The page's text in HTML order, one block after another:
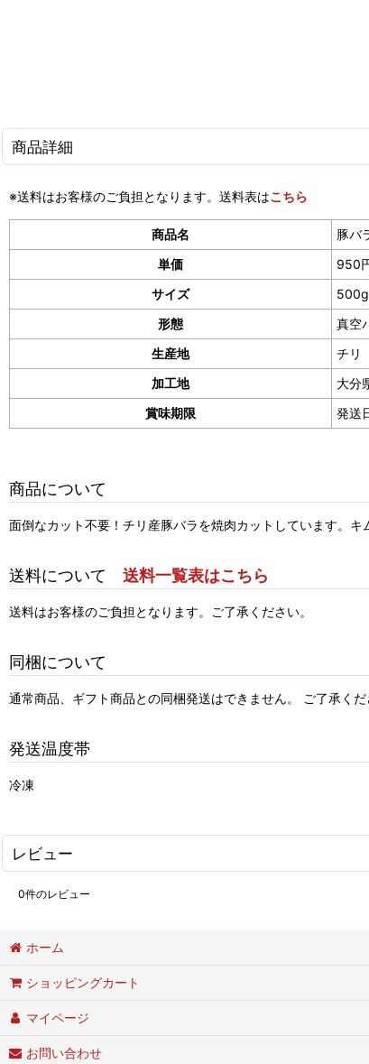
商品詳細
※送料はお客様のご負担となります。送料表はこちら
商品名
豚バ
単価
950
サイズ
500g
形態
真空
生産地
チリ
加工地
大分
賞味期限
発送
商品について
面倒なカット不要！チリ産豚バラを焼肉カットしています。
送料について 送料一覧表はこちら
送料はお客様のご負担となります。ご了承ください。
同梱について
通常商品、ギフト商品との同梱発送はできません。 ご了承くだ
発送温度帯
冷凍
レビュー
0件のレビュー
ホーム
ショッピングカート
マイページ
お問い合わせ